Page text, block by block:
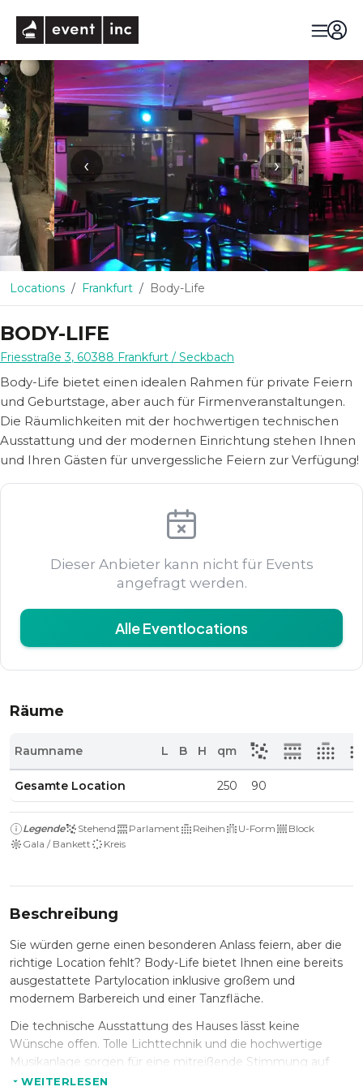
‹ ›
Locations Frankfurt Body-Life
BODY-LIFE
Friesstraße 3, 60388 Frankfurt / Seckbach
Body-Life bietet einen idealen Rahmen für private Feiern
und Geburtstage, aber auch für Firmenveranstaltungen.
Die Räumlichkeiten mit der hochwertigen technischen
Ausstattung und der modernen Einrichtung stehen Ihnen
und Ihren Gästen für unvergessliche Feiern zur Verfügung!
Dieser Anbieter kann nicht für Events
angefragt werden.
Alle Eventlocations
Räume
Raumname L B H qm
Gesamte Location 250 90
Legende Stehend Parlament Reihen U-Form
Block
Gala / Bankett
Kreis
Beschreibung
Sie würden gerne einen besonderen Anlass feiern, aber die
richtige Location fehlt? Body-Life bietet Ihnen eine bereits
ausgestattete Partylocation inklusive großem und
modernem Barbereich und einer Tanzfläche.
Die technische Ausstattung des Hauses lässt keine
Wünsche offen. Tolle Lichttechnik und die hochwertige
Musikanlage sorgen für eine mitreißende Stimmung auf
Ihrer Feier. Der kleine, einladende Garten bereichert diese
WEITERLESEN